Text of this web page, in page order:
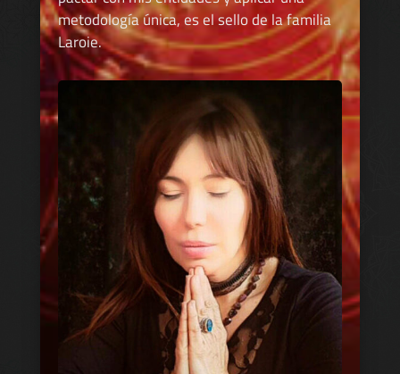
metodología única, es el sello de la familia
Laroie.